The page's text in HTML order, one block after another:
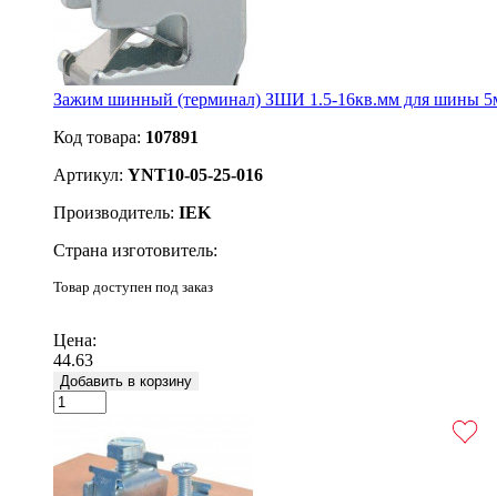
Зажим шинный (терминал) ЗШИ 1.5-16кв.мм для шины
Код товара: 107891
Артикул: YNT10-05-25-016
Производитель: IEK
Страна изготовитель:
Товар доступен под заказ
Цена:
44.63
Добавить в корзину